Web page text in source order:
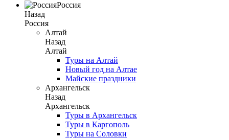
Россия
Назад
Россия
Алтай
Назад
Алтай
Туры на Алтай
Новый год на Алтае
Майские праздники
Архангельск
Назад
Архангельск
Туры в Архангельск
Туры в Каргополь
Туры на Соловки